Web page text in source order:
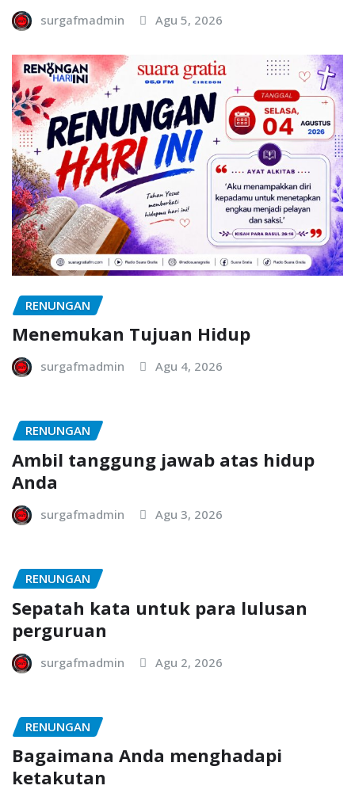
surgafmadmin Agu 5, 2026
RENUNGAN
Menemukan Tujuan Hidup
surgafmadmin Agu 4, 2026
RENUNGAN
Ambil tanggung jawab atas hidup
Anda
surgafmadmin Agu 3, 2026
RENUNGAN
Sepatah kata untuk para lulusan
perguruan
surgafmadmin Agu 2, 2026
RENUNGAN
Bagaimana Anda menghadapi
ketakutan